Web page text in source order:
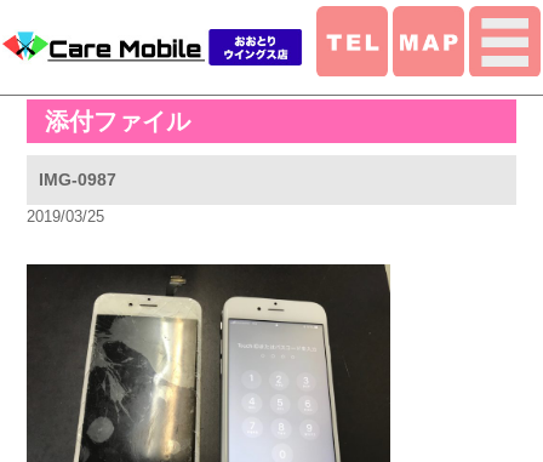
添付ファイル
IMG-0987
2019/03/25